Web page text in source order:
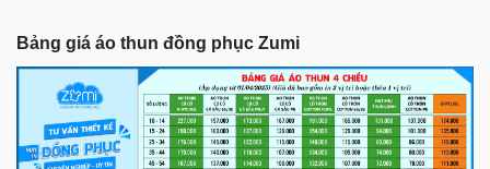
Bảng giá áo thun đồng phục Zumi